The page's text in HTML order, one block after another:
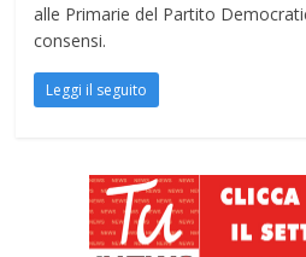
alle Primarie del Partito
consensi.
Leggi il seguito